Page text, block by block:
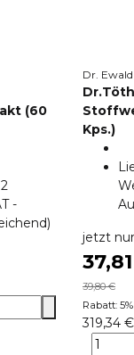
(60
-
Dr.
Kps.)
jetzt nur
39,80 €
Rabatt: 5%
319,34